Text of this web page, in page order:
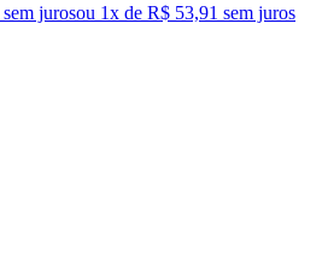
jurosou 1x de R$ 53,91 sem juros